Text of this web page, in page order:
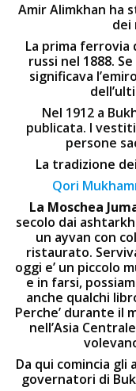
Amir Alimkhan ha
dei
La prima ferrovia
russi nel 1888.
significava
Nel 1912 a
publicata. I
persone
La tradizione
Qori
La Moschea
secolo dai
un ayvan con
ristaurato.
oggi e’ un piccolo
e in farsi,
anche qualchi
Perche’ durante il
nell’Asia
Da qui comincia
governatori di